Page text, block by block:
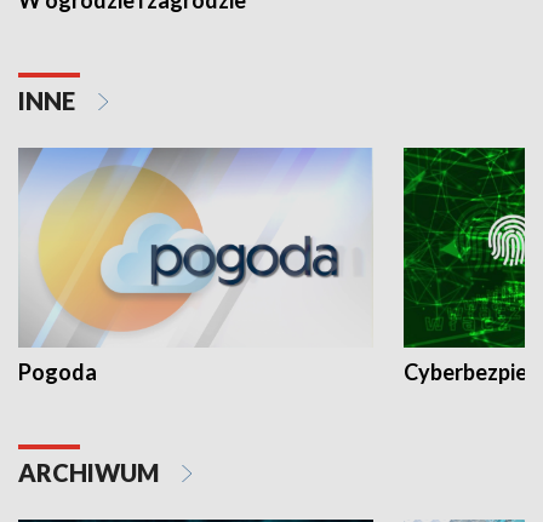
INNE
Pogoda
ARCHIWUM